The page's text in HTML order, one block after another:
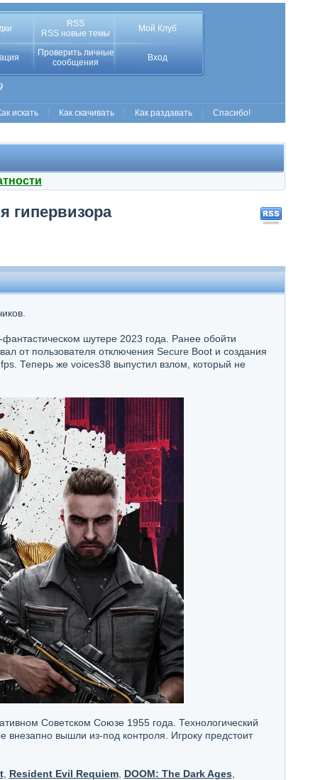
RSS
RSS новые темы
Мой Клуб
Проверить личные
сообщения
Вход
искать Как скачивать Как раздавать Спасибо!
гипервизора
шутере 2023 года. Ранее обойти
от пользователя отключения Secure Boot и создания
Теперь же voices38 выпустил взлом, который не
Советском Союзе 1955 года. Технологический
вышли из-под контроля. Игроку предстоит
, Resident Evil Requiem, DOOM: The Dark Ages